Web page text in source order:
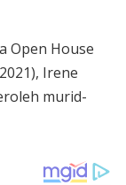
Open House
Irene
murid-